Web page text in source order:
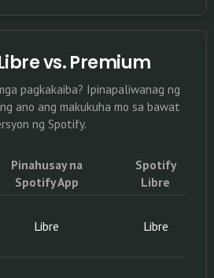
vs. Premium
pagkakaiba? Ipinapaliwanag ng
ano ang makukuha mo sa bawat
ng Spotify.
Pinahusay na
Spotify App
Spotify
Libre
Libre Libre